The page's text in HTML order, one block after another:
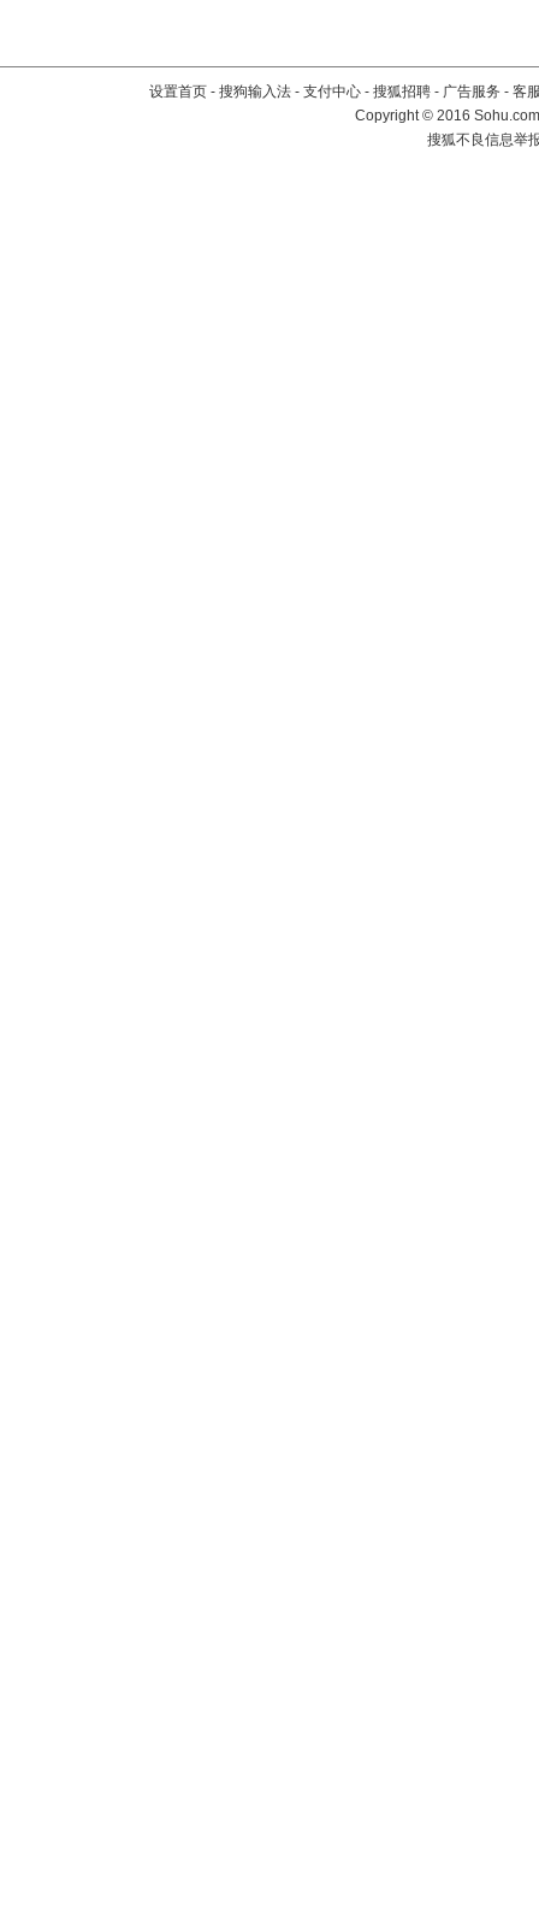
设置首页 - 搜狗输入法 - 支付中心 - 搜狐招聘 - 广告服务 - 客
Copyright©2016
搜狐不良信息举